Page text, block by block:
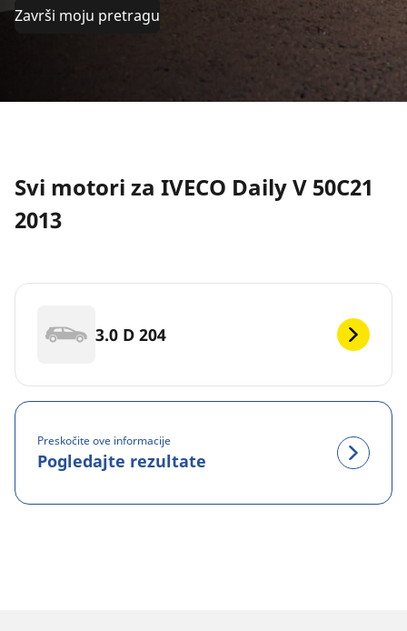
Završi moju pretragu
Svi motori za IVECO Daily V 50C21
2013
3.0 D 204
Preskočite ove informacije
Pogledajte rezultate